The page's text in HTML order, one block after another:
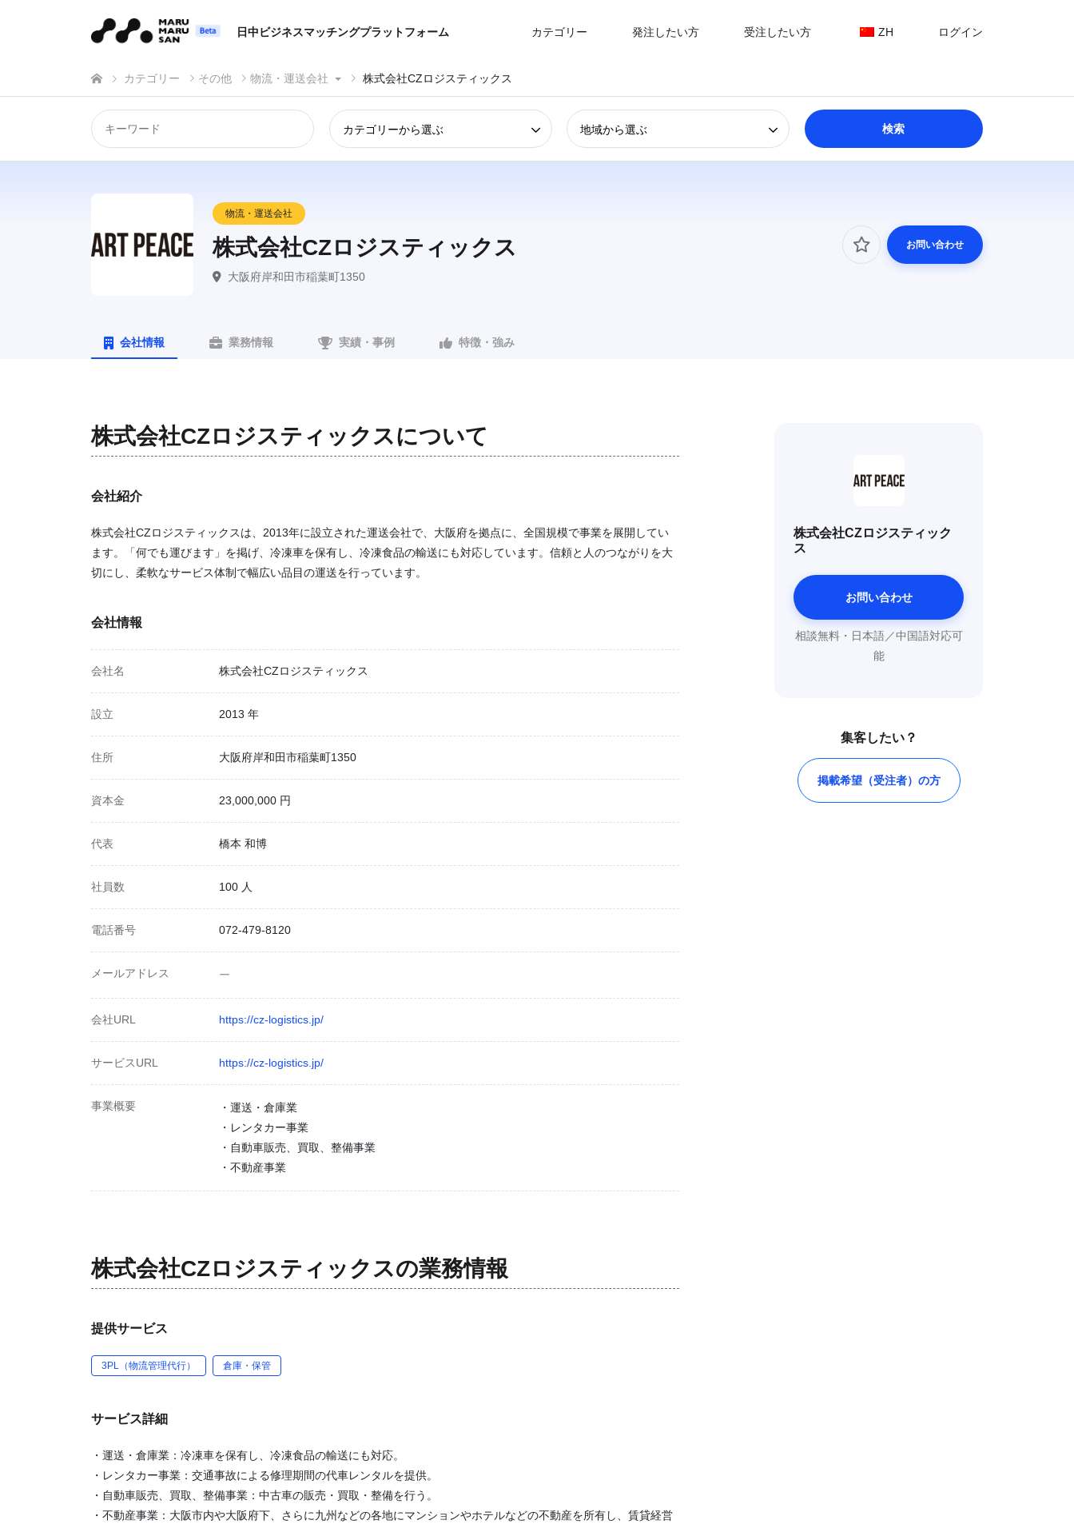
日中ビジネスマッチングプラットフォーム カテゴリー 発注したい方 受注したい方 ZH ログイン
カテゴリー その他 物流・運送会社 株式会社CZロジスティックス
カテゴリーから選ぶ 地域から選ぶ
物流・運送会社
株式会社CZロジスティックス
大阪府岸和田市稲葉町1350
お問い合わせ
会社情報 業務情報 実績・事例 特徴・強み
株式会社CZロジスティックスについて
会社紹介
株式会社CZロジスティックスは、2013年に設立された運送会社で、大阪府を拠点に、全国規模で事業を展開してい
ます。「何でも運びます」を掲げ、冷凍車を保有し、冷凍食品の輸送にも対応しています。信頼と人のつながりを大
切にし、柔軟なサービス体制で幅広い品目の運送を行っています。
会社情報
会社名 株式会社CZロジスティックス
設立 2013 年
住所 大阪府岸和田市稲葉町1350
資本金 23,000,000 円
代表 橋本 和博
社員数 100 人
電話番号 072-479-8120
メールアドレス ー
会社URL https://cz-logistics.jp/
サービスURL https://cz-logistics.jp/
事業概要
・運送・倉庫業
・レンタカー事業
・自動車販売、買取、整備事業
・不動産事業
株式会社CZロジスティックスの業務情報
提供サービス
3PL（物流管理代行） 倉庫・保管
サービス詳細
・運送・倉庫業：冷凍車を保有し、冷凍食品の輸送にも対応。
・レンタカー事業：交通事故による修理期間の代車レンタルを提供。
・自動車販売、買取、整備事業：中古車の販売・買取・整備を行う。
・不動産事業：大阪市内や大阪府下、さらに九州などの各地にマンションやホテルなどの不動産を所有し、賃貸経営
株式会社CZロジスティック
ス
お問い合わせ
相談無料・日本語／中国語対応可
能
集客したい？
掲載希望（受注者）の方